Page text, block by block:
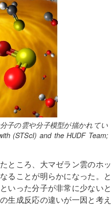
子の雲や分子模型が描かれてい
(STScI) and the HUDF Team;
ところ、大マゼラン雲のホッ
ることが明らかになった。と
いった分子が非常に少ないと
生成反応の違いが一因と考え